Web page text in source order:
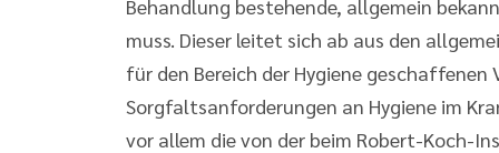
Behandlung bestehende, allgemein
muss. Dieser leitet sich ab aus den
für den Bereich der Hygiene
Sorgfaltsanforderungen an Hygiene im
vor allem die von der beim Robert-Koch-